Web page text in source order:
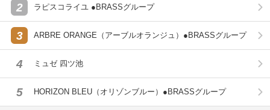
2 ラピスコライユ ●BRASSグループ
3 ARBRE ORANGE（アーブルオランジュ）●BRASSグループ
4 ミュゼ 四ツ池
5 HORIZON BLEU（オリゾンブルー）●BRASSグループ